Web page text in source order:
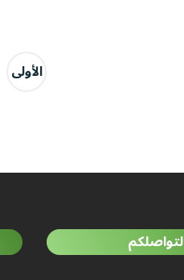
الأولى
لتواصلكم